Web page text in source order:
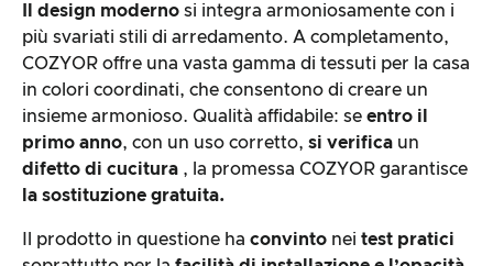
Il design moderno si integra armoniosamente con i
più svariati stili di arredamento. A completamento,
COZYOR offre una vasta gamma di tessuti per la casa
in colori coordinati, che consentono di creare un
insieme armonioso. Qualità affidabile: se entro il
primo anno, con un uso corretto, si verifica un
difetto di cucitura , la promessa COZYOR garantisce
la sostituzione gratuita.
Il prodotto in questione ha convinto nei test pratici